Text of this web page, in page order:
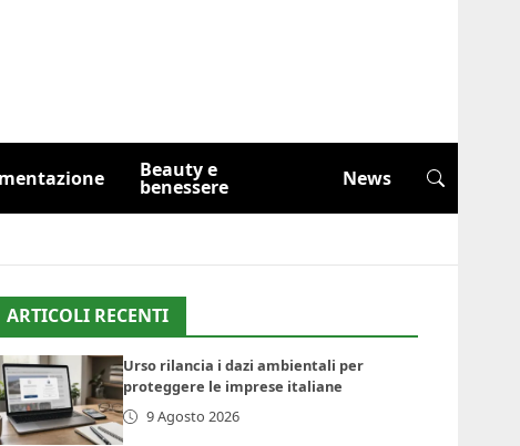
Beauty e
benessere News
ARTICOLI RECENTI
Urso rilancia i dazi ambientali per
proteggere le imprese italiane
9 Agosto 2026